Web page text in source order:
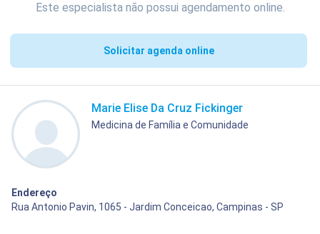
Este especialista não possui agendamento online.
Solicitar agenda online
Marie Elise Da Cruz Fickinger
Medicina de Família e Comunidade
Endereço
Rua Antonio Pavin, 1065 - Jardim Conceicao, Campinas - SP